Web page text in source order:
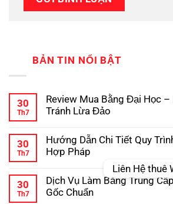
BẢN TIN NỔI BẬT
30
Th7
Review Mua Bằng Đại Học –
Tránh Lừa Đảo
bình
luận
ở
Bằng
Đại
Học
30
Th7
Hướng Dẫn Chi Tiết Quy
Hợp Pháp
bình
luận
ở
30
Th7
Dịch Vụ Làm Bằng Trung
Gốc Chuẩn
Liên Hệ thuê